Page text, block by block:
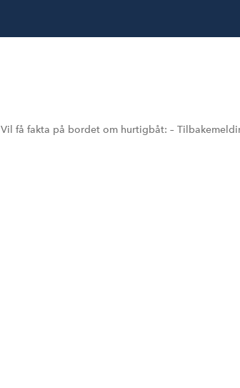
Vil få fakta på bordet om hurtigbåt: –